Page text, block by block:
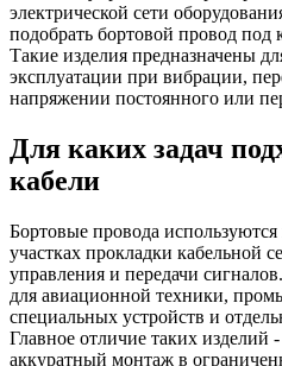
электрической сети
подобрать бортовой провод под
Такие изделия предназначены
эксплуатации при вибрации,
напряжении постоянного или
Для каких задач
кабели
Бортовые провода
участках прокладки кабельной
управления и передачи
для авиационной техники,
специальных устройств и
Главное отличие таких изделий
аккуратный монтаж в